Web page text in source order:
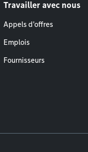
Travailler avec nous
Appels d'offres
Emplois
Fournisseurs